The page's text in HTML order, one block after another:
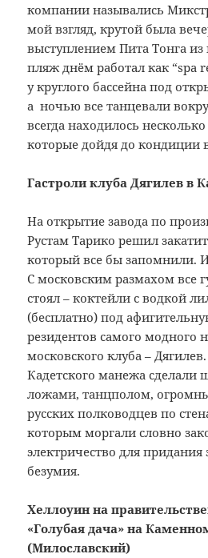
компании назывались
мой взгляд, крутой была
выступлением Пита Тонга из
пляж днём работал как “spa
у круглого бассейна под
а ночью все танцевали
всегда находилось
которые дойдя до кондиции
Гастроли клуба Дягилев в
На открытие завода по
Рустам Тарико решил
который все бы запомнили.
С московским размахом все
стоял – коктейли с водкой
(бесплатно) под
резидентов самого модного
московского клуба –
Кадетского манежа сделали
ложами, танцполом,
русских полководцев по
которым моргали словно
электричество для придания
безумия.
Хеллоуин на
«Голубая дача» на
(Милославский)